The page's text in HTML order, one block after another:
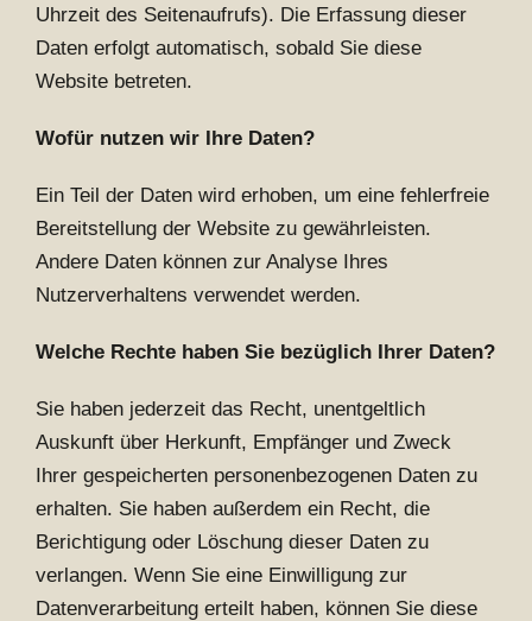
Uhrzeit des Seitenaufrufs). Die Erfassung dieser
Daten erfolgt automatisch, sobald Sie diese
Website betreten.
Wofür nutzen wir Ihre Daten?
Ein Teil der Daten wird erhoben, um eine fehlerfreie
Bereitstellung der Website zu gewährleisten.
Andere Daten können zur Analyse Ihres
Nutzerverhaltens verwendet werden.
Welche Rechte haben Sie bezüglich Ihrer Daten?
Sie haben jederzeit das Recht, unentgeltlich
Auskunft über Herkunft, Empfänger und Zweck
Ihrer gespeicherten personenbezogenen Daten zu
erhalten. Sie haben außerdem ein Recht, die
Berichtigung oder Löschung dieser Daten zu
verlangen. Wenn Sie eine Einwilligung zur
Datenverarbeitung erteilt haben, können Sie diese